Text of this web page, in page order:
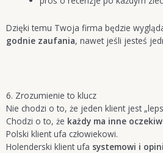
Dzięki temu Twoja firma będzie
godnie zaufania, nawet jeśli jesteś
6. Zrozumienie to klucz
Nie chodzi o to, że jeden klient jest
Chodzi o to, że każdy ma inne
Polski klient ufa człowiekowi.
Holenderski klient ufa systemowi i